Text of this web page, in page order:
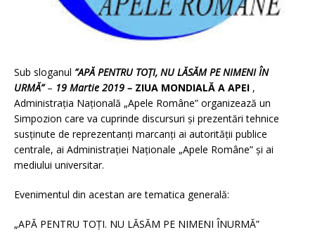
Sub sloganul ”APĂ PENTRU TOŢI, NU LĂSĂM PE NIMENI ÎN
URMĂ”– 19 Martie 2019 – ZIUA MONDIALĂ A APEI ,
Administraţia Naţională „Apele Române” organizează un
Simpozion care va cuprinde discursuri și prezentări tehnice
susţinute de reprezentanţi marcanţi ai autorităţii publice
centrale, ai Administraţiei Naţionale „Apele Române” și ai
mediului universitar.
Evenimentul din acestan are tematica generală:
„APĂ PENTRU TOȚI. NU LĂSĂM PE NIMENI ÎNURMĂ”